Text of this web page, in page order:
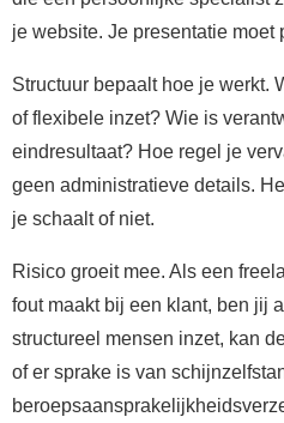
je website. Je presentatie moet
Structuur bepaalt hoe je werkt.
of flexibele inzet? Wie is
eindresultaat? Hoe regel je
geen administratieve details.
je schaalt of niet.
Risico groeit mee. Als een
fout maakt bij een klant, ben jij
structureel mensen inzet, kan
of er sprake is van